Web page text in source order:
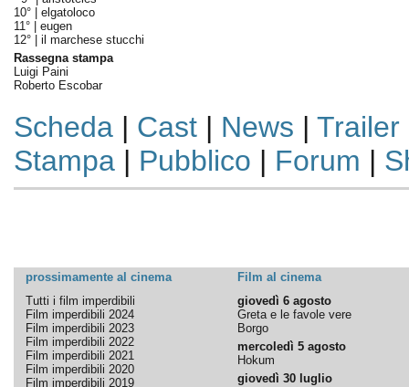
10° | elgatoloco
11° | eugen
12° | il marchese stucchi
Rassegna stampa
Luigi Paini
Roberto Escobar
Scheda| Cast| News | Trailer
Stampa| Pubblico | Forum |
prossimamente al cinema
Film al cinema
Tutti i film imperdibili
Film imperdibili 2024
Film imperdibili 2023
Film imperdibili 2022
Film imperdibili 2021
Film imperdibili 2020
Film imperdibili 2019
giovedì 6 agosto
Greta e le favole vere
Borgo
mercoledì 5 agosto
Hokum
giovedì 30 luglio